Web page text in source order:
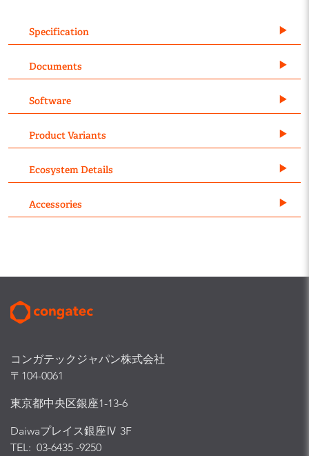
Specification
Documents
Software
Product Variants
Ecosystem Details
Accessories
コンガテックジャパン株式会社
〒104-0061
東京都中央区銀座1-13-6
Daiwaプレイス銀座Ⅳ 3F
TEL: 03-6435 -9250